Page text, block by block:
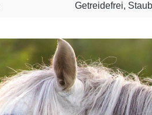
Getreidefrei,